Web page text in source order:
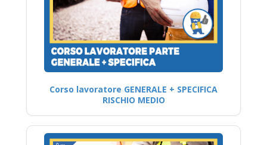
Corso lavoratore GENERALE + SPECIFICA
RISCHIO MEDIO